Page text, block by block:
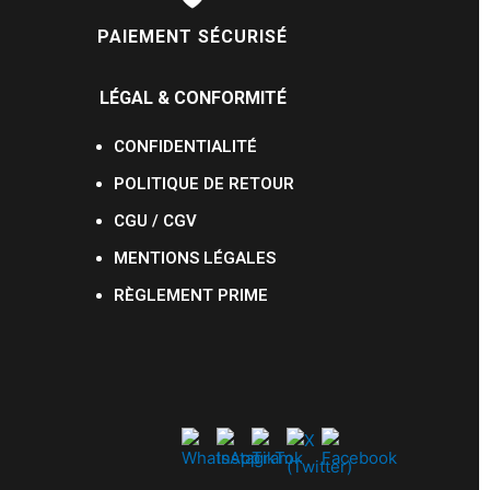
PAIEMENT SÉCURISÉ
LÉGAL & CONFORMITÉ
CONFIDENTIALITÉ
POLITIQUE DE RETOUR
CGU / CGV
MENTIONS LÉGALES
RÈGLEMENT PRIME